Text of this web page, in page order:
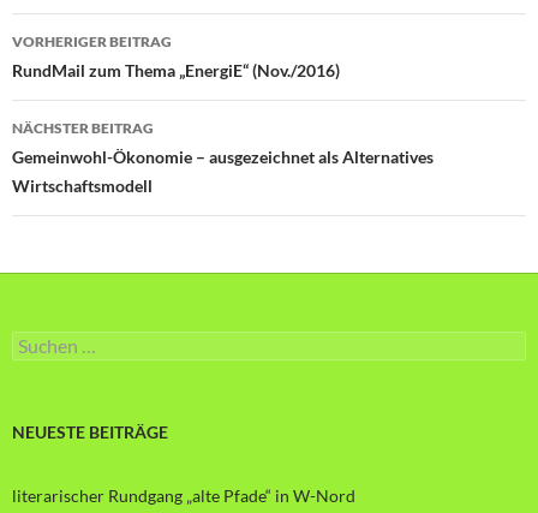
Beitragsnavigation
VORHERIGER BEITRAG
RundMail zum Thema „EnergiE“ (Nov./2016)
NÄCHSTER BEITRAG
Gemeinwohl-Ökonomie – ausgezeichnet als Alternatives
Wirtschaftsmodell
Suche
nach:
NEUESTE BEITRÄGE
literarischer Rundgang „alte Pfade“ in W-Nord